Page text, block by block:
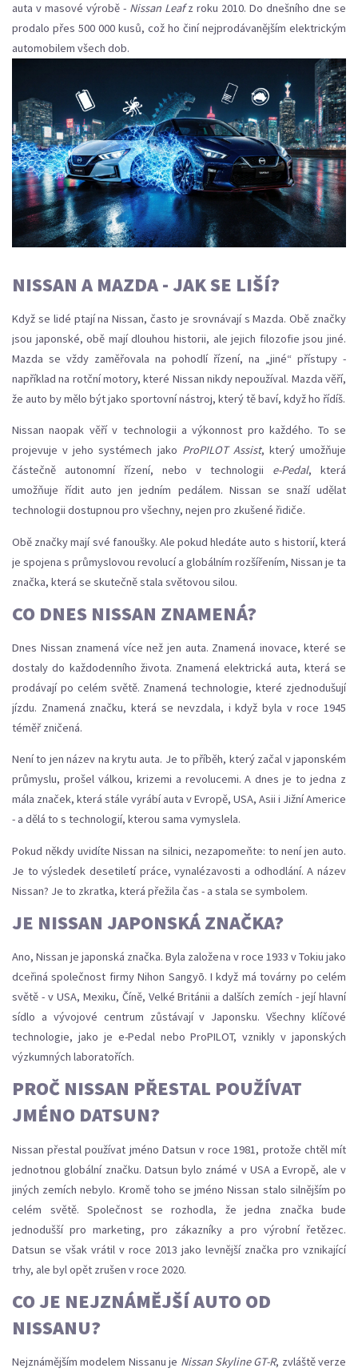
auta v masové výrobě - Nissan Leafz roku 2010. Do dnešního dne se
prodalo přes 500 000 kusů, což ho činí nejprodávanějším elektrickým
automobilem všech dob.
NISSAN A MAZDA - JAK SE LIŠÍ?
Když se lidé ptají na Nissan, často je srovnávají s Mazda. Obě značky
jsou japonské, obě mají dlouhou historii, ale jejich filozofie jsou jiné.
Mazda se vždy zaměřovala na pohodlí řízení, na „jiné“ přístupy -
například na rotční motory, které Nissan nikdy nepoužíval. Mazda věří,
že auto by mělo být jako sportovní nástroj, který tě baví, když ho řídíš.
Nissan naopak věří v technologii a výkonnost pro každého. To se
projevuje v jeho systémech jako ProPILOT Assist, který umožňuje
částečně autonomní řízení, nebo v technologii e-Pedal, která
umožňuje řídit auto jen jedním pedálem. Nissan se snaží udělat
technologii dostupnou pro všechny, nejen pro zkušené řidiče.
Obě značky mají své fanoušky. Ale pokud hledáte auto s historií, která
je spojena s průmyslovou revolucí a globálním rozšířením, Nissan je ta
značka, která se skutečně stala světovou silou.
CO DNES NISSAN ZNAMENÁ?
Dnes Nissan znamená více než jen auta. Znamená inovace, které se
dostaly do každodenního života. Znamená elektrická auta, která se
prodávají po celém světě. Znamená technologie, které zjednodušují
jízdu. Znamená značku, která se nevzdala, i když byla v roce 1945
téměř zničená.
Není to jen název na krytu auta. Je to příběh, který začal v japonském
průmyslu, prošel válkou, krizemi a revolucemi. A dnes je to jedna z
mála značek, která stále vyrábí auta v Evropě, USA, Asii i Jižní Americe
- a dělá to s technologií, kterou sama vymyslela.
Pokud někdy uvidíte Nissan na silnici, nezapomeňte: to není jen auto.
Je to výsledek desetiletí práce, vynalézavosti a odhodlání. A název
Nissan? Je to zkratka, která přežila čas - a stala se symbolem.
JE NISSAN JAPONSKÁ ZNAČKA?
Ano, Nissan je japonská značka. Byla založena v roce 1933 v Tokiu jako
dceřiná společnost firmy Nihon Sangyō. I když má továrny po celém
světě - v USA, Mexiku, Číně, Velké Británii a dalších zemích - její hlavní
sídlo a vývojové centrum zůstávají v Japonsku. Všechny klíčové
technologie, jako je e-Pedal nebo ProPILOT, vznikly v japonských
výzkumných laboratořích.
PROČ NISSAN PŘESTAL POUŽÍVAT
JMÉNO DATSUN?
Nissan přestal používat jméno Datsun v roce 1981, protože chtěl mít
jednotnou globální značku. Datsun bylo známé v USA a Evropě, ale v
jiných zemích nebylo. Kromě toho se jméno Nissan stalo silnějším po
celém světě. Společnost se rozhodla, že jedna značka bude
jednodušší pro marketing, pro zákazníky a pro výrobní řetězec.
Datsun se však vrátil v roce 2013 jako levnější značka pro vznikající
trhy, ale byl opět zrušen v roce 2020.
CO JE NEJZNÁMĚJŠÍ AUTO OD
NISSANU?
Nejznámějším modelem Nissanu je Nissan Skyline GT-R, zvláště verze